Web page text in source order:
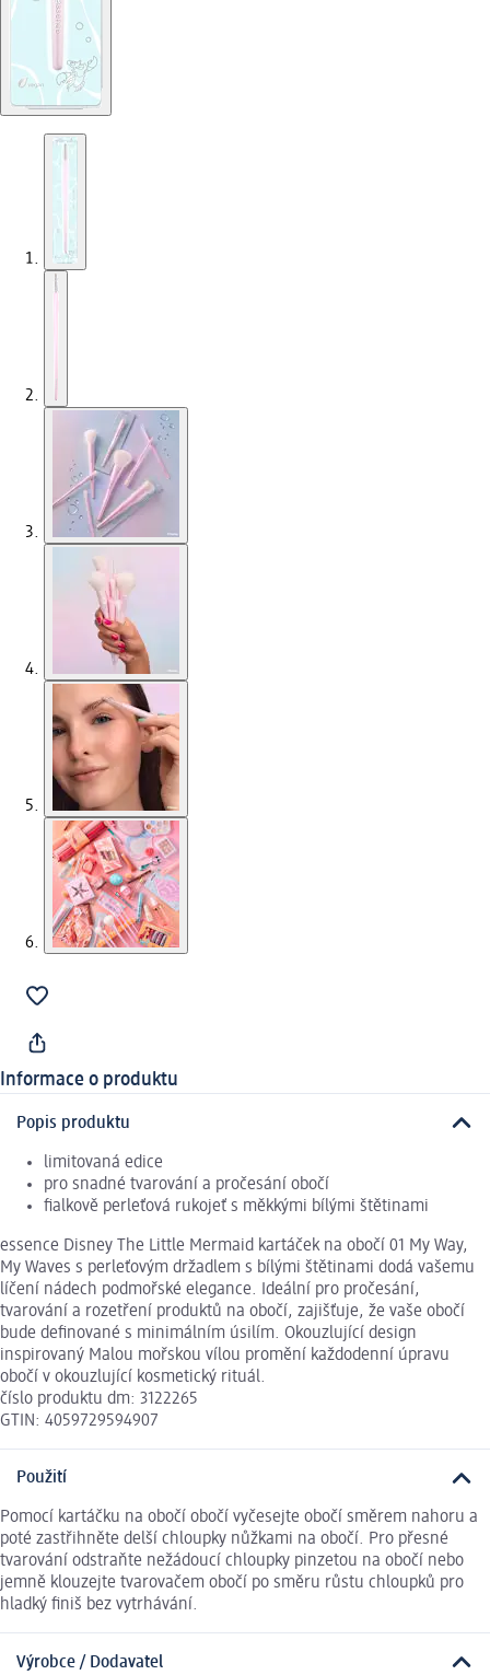
Informace o produktu
Popis produktu
limitovaná edice
pro snadné tvarování a pročesání obočí
fialkově perleťová rukojeť s měkkými bílými štětinami
essence Disney The Little Mermaid kartáček na obočí 01 My Way,
My Waves s perleťovým držadlem s bílými štětinami dodá vašemu
líčení nádech podmořské elegance. Ideální pro pročesání,
tvarování a rozetření produktů na obočí, zajišťuje, že vaše obočí
bude definované s minimálním úsilím. Okouzlující design
inspirovaný Malou mořskou vílou promění každodenní úpravu
obočí v okouzlující kosmetický rituál.
číslo produktu dm: 3122265
GTIN: 4059729594907
Použití
Pomocí kartáčku na obočí obočí vyčesejte obočí směrem nahoru a
poté zastřihněte delší chloupky nůžkami na obočí. Pro přesné
tvarování odstraňte nežádoucí chloupky pinzetou na obočí nebo
jemně klouzejte tvarovačem obočí po směru růstu chloupků pro
hladký finiš bez vytrhávání.
Výrobce / Dodavatel